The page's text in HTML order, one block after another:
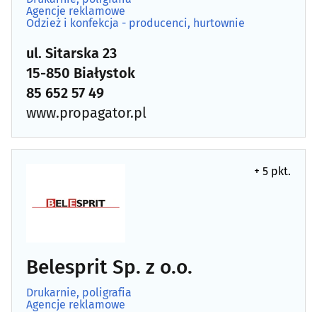
Agencje reklamowe
Odzież i konfekcja - producenci, hurtownie
ul. Sitarska 23
15-850 Białystok
85 652 57 49
www.propagator.pl
+ 5 pkt.
Belesprit Sp. z o.o.
Drukarnie, poligrafia
Agencje reklamowe